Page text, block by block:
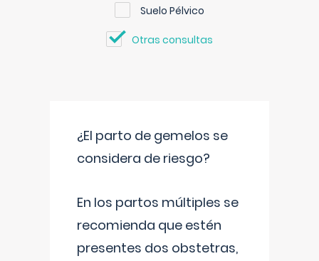
Suelo Pélvico
Otras consultas
¿El parto de gemelos se
considera de riesgo?
En los partos múltiples se
recomienda que estén
presentes dos obstetras,